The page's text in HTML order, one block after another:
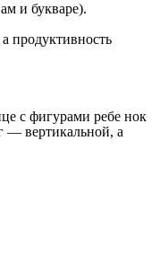
и букваре).
продуктивность
с фигурами ребе нок
— вертикальной, а